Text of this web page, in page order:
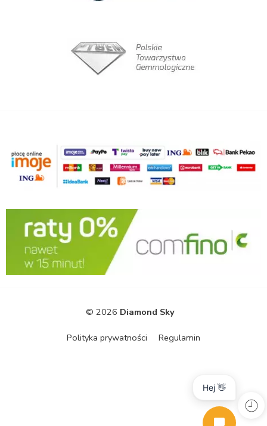
© 2026 Diamond Sky
Polityka prywatności Regulamin